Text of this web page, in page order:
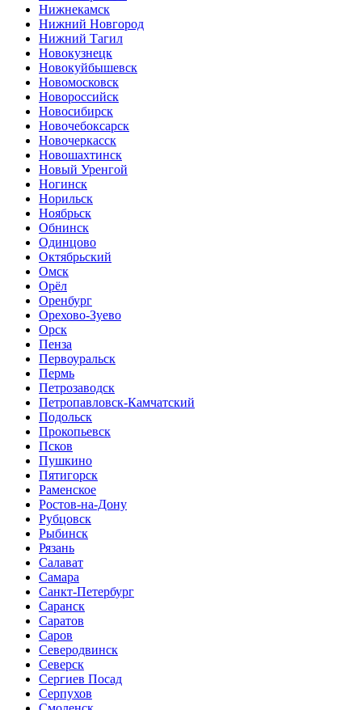
Нижнекамск
Нижний Новгород
Нижний Тагил
Новокузнецк
Новокуйбышевск
Новомосковск
Новороссийск
Новосибирск
Новочебоксарск
Новочеркасск
Новошахтинск
Новый Уренгой
Ногинск
Норильск
Ноябрьск
Обнинск
Одинцово
Октябрьский
Омск
Орёл
Оренбург
Орехово-Зуево
Орск
Пенза
Первоуральск
Пермь
Петрозаводск
Петропавловск-Камчатский
Подольск
Прокопьевск
Псков
Пушкино
Пятигорск
Раменское
Ростов-на-Дону
Рубцовск
Рыбинск
Рязань
Салават
Самара
Санкт-Петербург
Саранск
Саратов
Саров
Северодвинск
Северск
Сергиев Посад
Серпухов